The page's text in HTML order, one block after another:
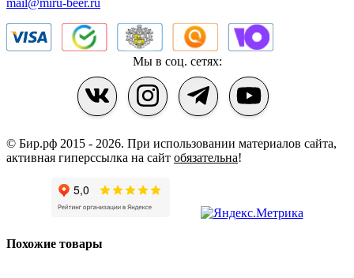
mail@miru-beer.ru
Мы в соц. сетях:
© Бир.рф 2015 - 2026. При использовании материалов сайта,
активная гиперссылка на сайт обязательна!
Похожие товары